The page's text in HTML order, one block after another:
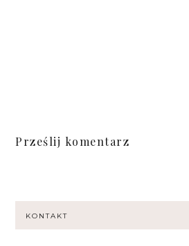
Prześlij komentarz
KONTAKT